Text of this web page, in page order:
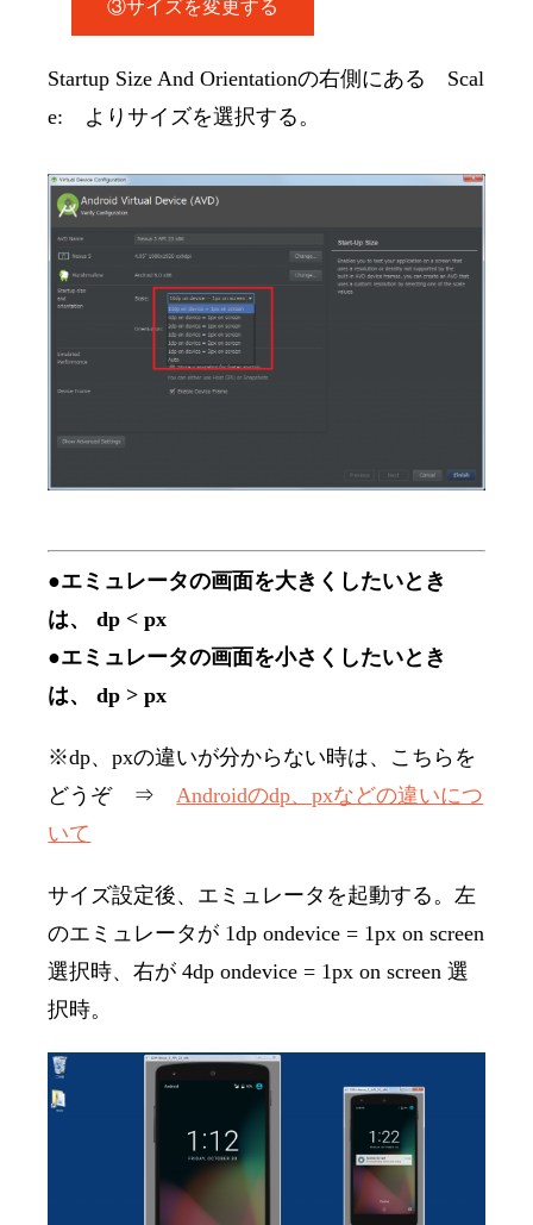
③サイズを変更する
Startup Size And Orientationの右側にある Scal
e: よりサイズを選択する。
●エミュレータの画面を大きくしたいとき
は、 dp < px
●エミュレータの画面を小さくしたいとき
は、 dp > px
※dp、pxの違いが分からない時は、こちらを
どうぞ ⇒Androidのdp、pxなどの違いにつ
いて
サイズ設定後、エミュレータを起動する。左
のエミュレータが 1dp ondevice = 1px on screen
選択時、右が 4dp ondevice = 1px on screen 選
択時。